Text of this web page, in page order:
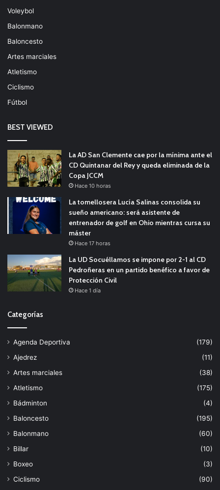
Voleybol
Balonmano
Baloncesto
Artes marciales
Atletismo
Ciclismo
Fútbol
BEST VIEWED
La AD San Clemente cae por la mínima ante el
CD Quintanar del Rey y queda eliminada de la
Copa JCCM
Hace 10 horas
La tomellosera Lucía Salinas consolida su
sueño americano: será asistente de
entrenador de golf en Ohio mientras cursa su
máster
Hace 17 horas
La UD Socuéllamos se impone por 2-1 al CD
Pedroñeras en un partido benéfico a favor de
Protección Civil
Hace 1 día
Categorías
Agenda Deportiva
(179)
Ajedrez
(11)
Artes marciales
(38)
Atletismo
(175)
Bádminton
(4)
Baloncesto
(195)
Balonmano
(60)
Billar
(10)
Boxeo
(3)
Ciclismo
(90)